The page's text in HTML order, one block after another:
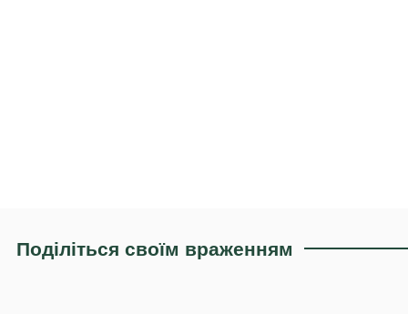
Поділіться своїм враженням